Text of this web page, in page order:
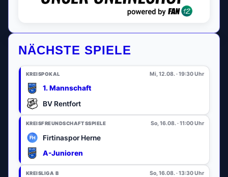
NÄCHSTE SPIELE
KREISPOKAL Mi, 12.08. · 19:30 Uhr
1. Mannschaft
BV Rentfort
KREISFREUNDSCHAFTSSPIELE So, 16.08. · 11:00 Uhr
Firtinaspor Herne
A-Junioren
KREISLIGA B So, 16.08. · 13:30 Uhr